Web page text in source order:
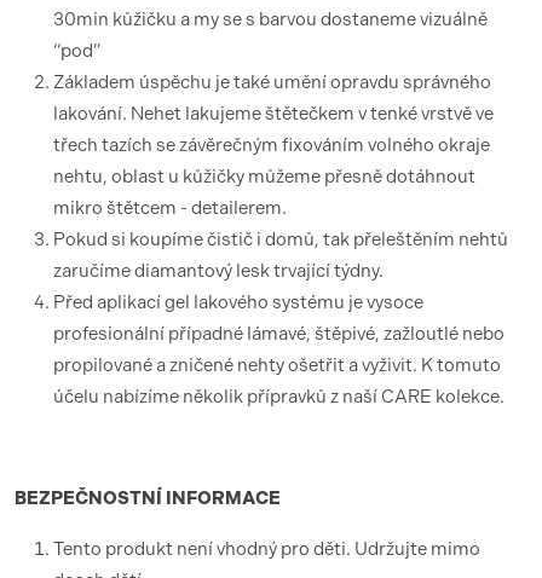
30min kůžičku a my se s barvou dostaneme vizuálně
“pod”
Základem úspěchu je také umění opravdu správného
lakování. Nehet lakujeme štětečkem v tenké vrstvě ve
třech tazích se závěrečným fixováním volného okraje
nehtu, oblast u kůžičky můžeme přesně dotáhnout
mikro štětcem - detailerem.
Pokud si koupíme čistič i domů, tak přeleštěním nehtů
zaručíme diamantový lesk trvající týdny.
Před aplikací gel lakového systému je vysoce
profesionální případné lámavé, štěpivé, zažloutlé nebo
propilované a zničené nehty ošetřit a vyživit. K tomuto
účelu nabízíme několik přípravků z naší CARE kolekce.
BEZPEČNOSTNÍ INFORMACE
Tento produkt není vhodný pro děti. Udržujte mimo